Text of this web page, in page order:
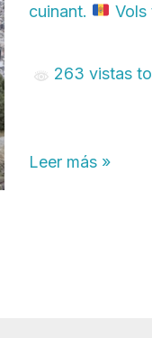
cuinant.
Vols
263 vistas
Leer más »